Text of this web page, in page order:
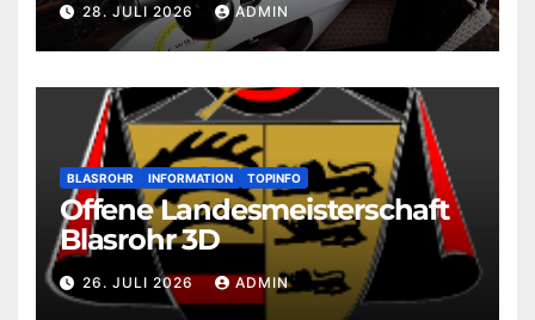
28. JULI 2026 ADMIN
BLASROHR INFORMATION TOPINFO
Offene Landesmeisterschaft
Blasrohr 3D
26. JULI 2026 ADMIN